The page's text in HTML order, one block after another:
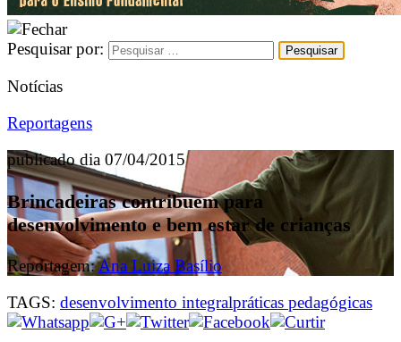
Pesquisar por:
Notícias
Reportagens
publicado dia 07/04/2015
Brincadeiras contribuem para
desenvolvimento e bem estar de crianças
Reportagem:Ana Luiza Basílio
TAGS: desenvolvimento integralpráticas pedagógicas